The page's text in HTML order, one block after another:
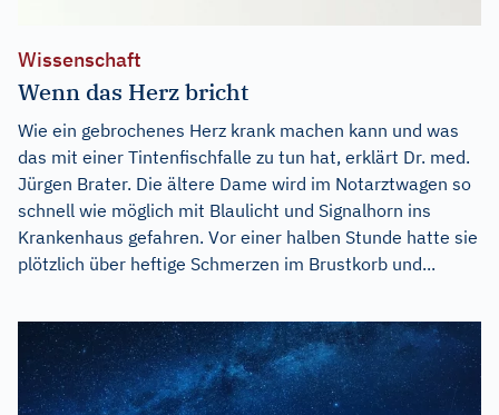
Wissenschaft
Wenn das Herz bricht
Wie ein gebrochenes Herz krank machen kann und was
das mit einer Tintenfischfalle zu tun hat, erklärt Dr. med.
Jürgen Brater. Die ältere Dame wird im Notarztwagen so
schnell wie möglich mit Blaulicht und Signalhorn ins
Krankenhaus gefahren. Vor einer halben Stunde hatte sie
plötzlich über heftige Schmerzen im Brustkorb und...